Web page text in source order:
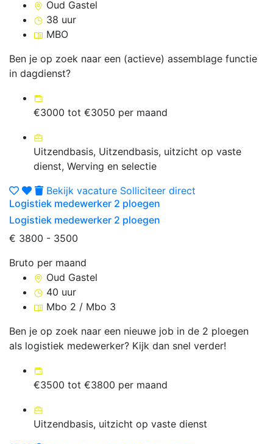
Oud Gastel
38 uur
MBO
Ben je op zoek naar een (actieve) assemblage functie
in dagdienst?
€3000 tot €3050 per maand
Uitzendbasis, Uitzendbasis, uitzicht op vaste
dienst, Werving en selectie
Bekijk vacature Solliciteer direct
Logistiek medewerker 2 ploegen
Logistiek medewerker 2 ploegen
€ 3800 - 3500
Bruto per maand
Oud Gastel
40 uur
Mbo 2 / Mbo 3
Ben je op zoek naar een nieuwe job in de 2 ploegen
als logistiek medewerker? Kijk dan snel verder!
€3500 tot €3800 per maand
Uitzendbasis, uitzicht op vaste dienst